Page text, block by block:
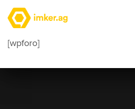
[wpforo]